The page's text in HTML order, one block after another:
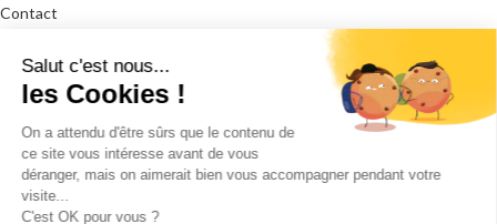
Contact
L'YstroVape- Conception & Réalisation GC Lab- GestionRevolut
Catalogue